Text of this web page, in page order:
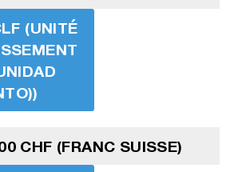
(UNITÉ
CHF (FRANC SUISSE)